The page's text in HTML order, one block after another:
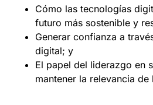
Cómo las tecnologías
futuro más sostenible y
Generar confianza a
digital; y
El papel del liderazgo en
mantener la relevancia de